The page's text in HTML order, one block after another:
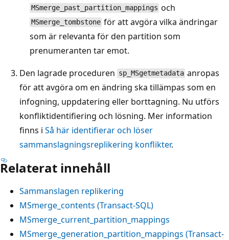
MSmerge_past_partition_mappings och
MSmerge_tombstone för att avgöra vilka ändringar
som är relevanta för den partition som
prenumeranten tar emot.
Den lagrade proceduren sp_MSgetmetadata anropas
för att avgöra om en ändring ska tillämpas som en
infogning, uppdatering eller borttagning. Nu utförs
konfliktidentifiering och lösning. Mer information
finns i Så här identifierar och löser
sammanslagningsreplikering konflikter.
Relaterat innehåll
Sammanslagen replikering
MSmerge_contents (Transact-SQL)
MSmerge_current_partition_mappings
MSmerge_generation_partition_mappings (Transact-